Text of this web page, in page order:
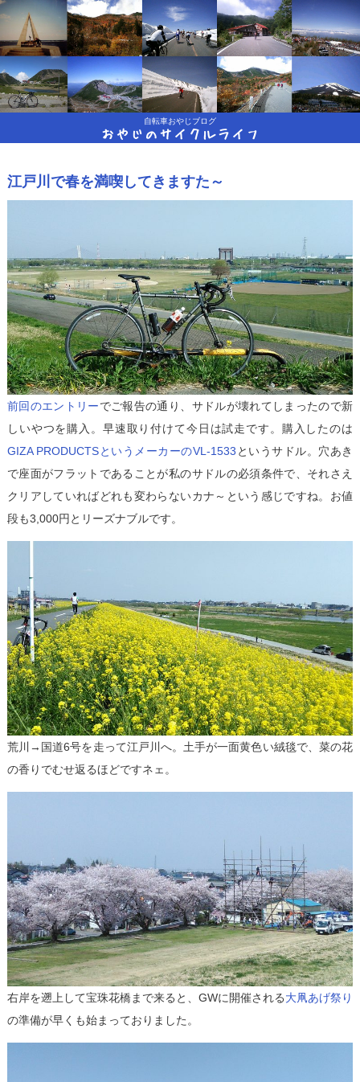
自転車おやじブログ
おやじのサイクルライフ
江戸川で春を満喫してきますた～
前回のエントリーでご報告の通り、サドルが壊れてしまったので新
しいやつを購入。早速取り付けて今日は試走です。購入したのは
GIZA PRODUCTSというメーカーのVL-1533 というサドル。穴あき
で座面がフラットであることが私のサドルの必須条件で、それさえ
クリアしていればどれも変わらないカナ～という感じですね。お値
段も3,000円とリーズナブルです。
荒川→国道6号を走って江戸川へ。土手が一面黄色い絨毯で、菜の花
の香りでむせ返るほどですネェ。
右岸を遡上して宝珠花橋まで来ると、GWに開催される大凧あげ祭り
の準備が早くも始まっておりました。